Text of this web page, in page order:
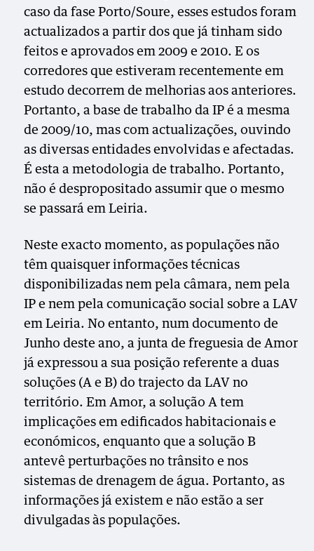
caso da fase Porto/Soure, esses estudos foram
actualizados a partir dos que já tinham sido
feitos e aprovados em 2009 e 2010. E os
corredores que estiveram recentemente em
estudo decorrem de melhorias aos anteriores.
Portanto, a base de trabalho da IP é a mesma
de 2009/10, mas com actualizações, ouvindo
as diversas entidades envolvidas e afectadas.
É esta a metodologia de trabalho. Portanto,
não é despropositado assumir que o mesmo
se passará em Leiria.
Neste exacto momento, as populações não
têm quaisquer informações técnicas
disponibilizadas nem pela câmara, nem pela
IP e nem pela comunicação social sobre a LAV
em Leiria. No entanto, num documento de
Junho deste ano, a junta de freguesia de Amor
já expressou a sua posição referente a duas
soluções (A e B) do trajecto da LAV no
território. Em Amor, a solução A tem
implicações em edificados habitacionais e
económicos, enquanto que a solução B
antevê perturbações no trânsito e nos
sistemas de drenagem de água. Portanto, as
informações já existem e não estão a ser
divulgadas às populações.